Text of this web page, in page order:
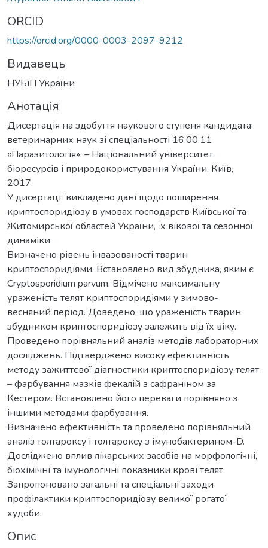
ORCID
https://orcid.org/0000-0003-2097-9212
Видавець
НУБіП України
Анотація
Дисертація на здобуття наукового ступеня кандидата
ветеринарних наук зі спеціальності 16.00.11
«Паразитологія». – Національний університет
біоресурсів і природокористування України, Київ,
2017.
У дисертації викладено дані щодо поширення
криптоспоридіозу в умовах господарств Київської та
Житомирської областей України, їх вікової та сезонної
динаміки.
Визначено рівень інвазованості тварин
криптоспоридіями. Встановлено вид збудника, яким є
Cryptosporidium parvum. Відмічено максимальну
ураженість телят криптоспоридіями у зимово-
весняний період. Доведено, що ураженість тварин
збудником криптоспоридіозу залежить від їх віку.
Проведено порівняльний аналіз методів лабораторних
досліджень. Підтверджено високу ефективність
методу зажиттєвої діагностики криптоспоридіозу телят
– фарбування мазків фекалій з сафраніном за
Кестером. Встановлено його переваги порівняно з
іншими методами фарбування.
Визначено ефективність та проведено порівняльний
аналіз толтароксу і толтароксу з імунобактерином-D.
Досліджено вплив лікарських засобів на морфологічні,
біохімічні та імунологічні показники крові телят.
Запропоновано загальні та спеціальні заходи
профілактики криптоспоридіозу великої рогатої
худоби.
Опис